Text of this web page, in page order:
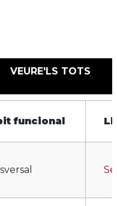
VEURE'LS TOTS
funcional